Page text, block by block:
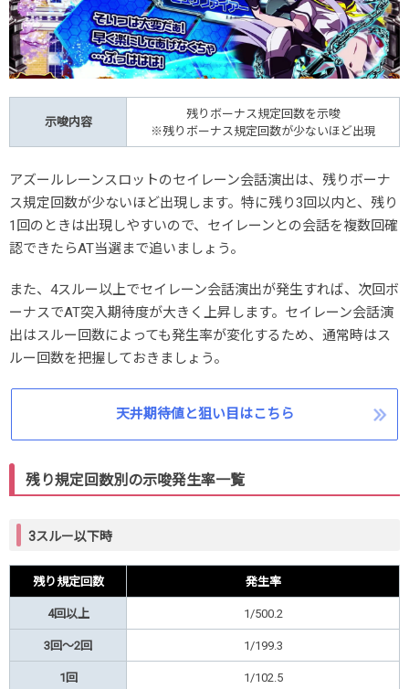
示唆内容
残りボーナス規定回数を示唆
※残りボーナス規定回数が少ないほど出現
アズールレーンスロットのセイレーン会話演出は、残りボーナ
ス規定回数が少ないほど出現します。特に残り3回以内と、残り
1回のときは出現しやすいので、セイレーンとの会話を複数回確
認できたらAT当選まで追いましょう。
また、4スルー以上でセイレーン会話演出が発生すれば、次回ボ
ーナスでAT突入期待度が大きく上昇します。セイレーン会話演
出はスルー回数によっても発生率が変化するため、通常時はス
ルー回数を把握しておきましょう。
天井期待値と狙い目はこちら
残り規定回数別の示唆発生率一覧
3スルー以下時
残り規定回数 発生率
4回以上 1/500.2
3回～2回 1/199.3
1回 1/102.5